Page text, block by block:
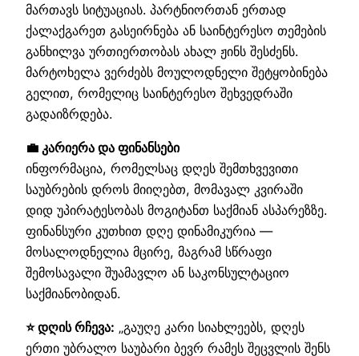
მართავს სიტუაციას. პარტნიორთან ერთად
ქალაქგარეთ გასეირნება ან საინტერესო თემების
განხილვა ურთიერთობას ახალ ჟინს შესძენს.
მარტოხელა ვერძებს მოულოდნელი შეტყობინება
გელით, რომელიც საინტერესო შეხვედრაში
გადაიზრდება.
💼 კარიერა და ფინანსები
ინფორმაცია, რომელსაც დღეს შემთხვევითი
საუბრების დროს მიიღებთ, მომავალ კვირაში
დიდ უპირატესობას მოგიტანთ საქმიან ასპარეზზე.
ფინანსური კუთხით დღე დინამიკურია —
მოსალოდნელია მცირე, მაგრამ სწრაფი
შემოსავალი შუამავლო ან საკონსულტაციო
საქმიანობიდან.
⭐ დღის რჩევა: „გაუღე კარი სიახლეებს, დღეს
ერთი უბრალო საუბარი ბევრ რამეს შეცვლის შენს